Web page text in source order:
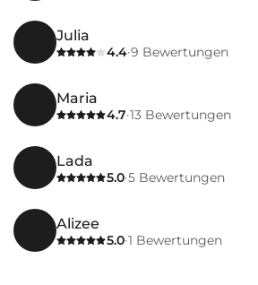
Julia
4.4·9 Bewertungen
Maria
4.7·13 Bewertungen
Lada
5.0·5 Bewertungen
Alizee
5.0·1 Bewertungen